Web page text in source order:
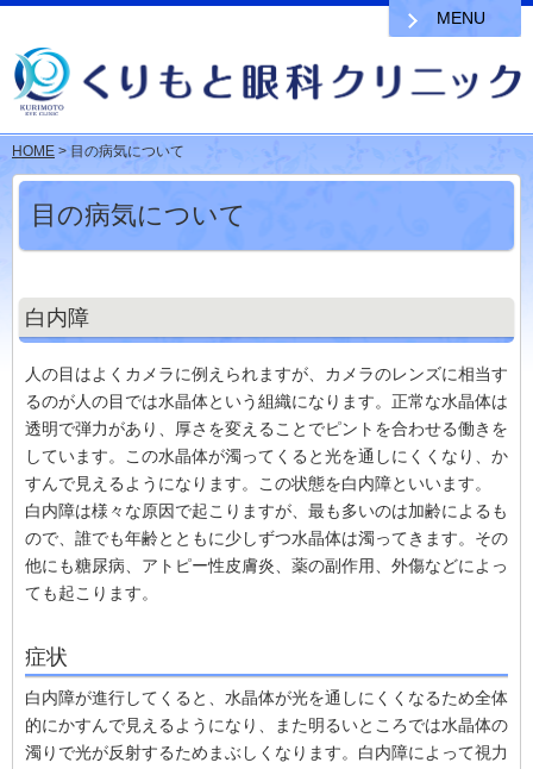
HOME > 目の病気について
目の病気について
白内障
人の目はよくカメラに例えられますが、カメラのレンズに相当す
るのが人の目では水晶体という組織になります。正常な水晶体は
透明で弾力があり、厚さを変えることでピントを合わせる働きを
しています。この水晶体が濁ってくると光を通しにくくなり、か
すんで見えるようになります。この状態を白内障といいます。
白内障は様々な原因で起こりますが、最も多いのは加齢によるも
ので、誰でも年齢とともに少しずつ水晶体は濁ってきます。その
他にも糖尿病、アトピー性皮膚炎、薬の副作用、外傷などによっ
ても起こります。
症状
白内障が進行してくると、水晶体が光を通しにくくなるため全体
的にかすんで見えるようになり、また明るいところでは水晶体の
濁りで光が反射するためまぶしくなります。白内障によって視力
MENU